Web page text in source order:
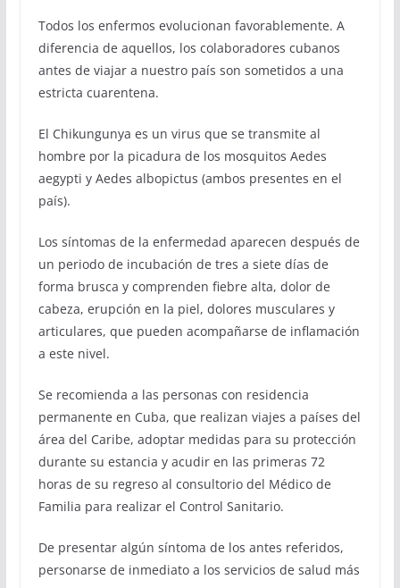
Todos los enfermos evolucionan favorablemente. A
diferencia de aquellos, los colaboradores cubanos
antes de viajar a nuestro país son sometidos a una
estricta cuarentena.
El Chikungunya es un virus que se transmite al
hombre por la picadura de los mosquitos Aedes
aegypti y Aedes albopictus (ambos presentes en el
país).
Los síntomas de la enfermedad aparecen después de
un periodo de incubación de tres a siete días de
forma brusca y comprenden fiebre alta, dolor de
cabeza, erupción en la piel, dolores musculares y
articulares, que pueden acompañarse de inflamación
a este nivel.
Se recomienda a las personas con residencia
permanente en Cuba, que realizan viajes a países del
área del Caribe, adoptar medidas para su protección
durante su estancia y acudir en las primeras 72
horas de su regreso al consultorio del Médico de
Familia para realizar el Control Sanitario.
De presentar algún síntoma de los antes referidos,
personarse de inmediato a los servicios de salud más